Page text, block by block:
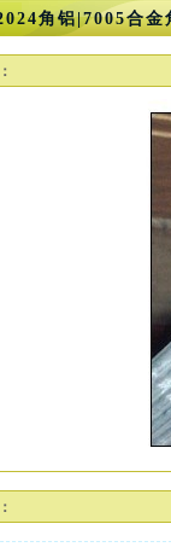
角铝|7005合金